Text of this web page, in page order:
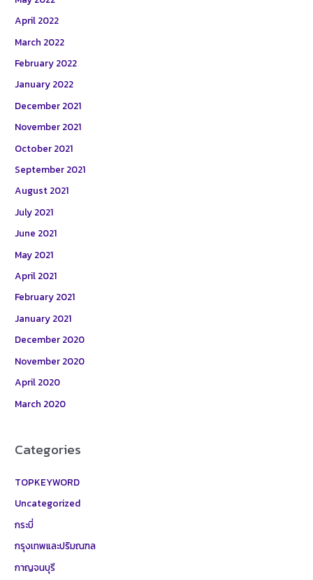
April 2022
March 2022
February 2022
January 2022
December 2021
November 2021
October 2021
September 2021
August 2021
July 2021
June 2021
May 2021
April 2021
February 2021
January 2021
December 2020
November 2020
April 2020
March 2020
Categories
TOPKEYWORD
Uncategorized
กระบี่
กรุงเทพและปริมณฑล
กาญจนบุรี